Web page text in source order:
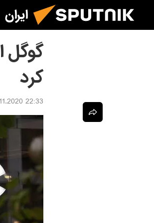
ایران
گوگل
کرد
22:33 02.11.2020